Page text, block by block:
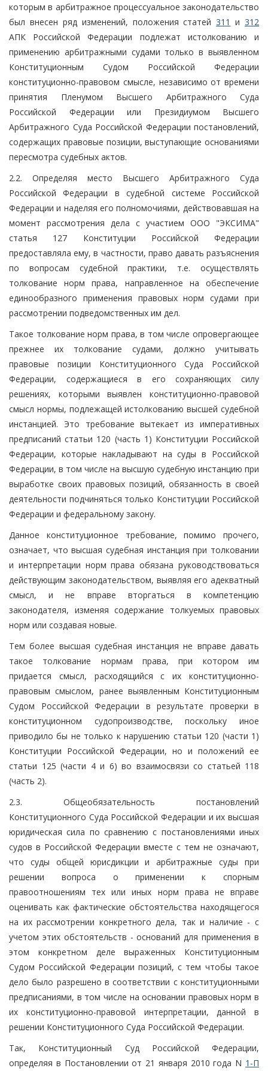
которым в арбитражное процессуальное законодательство
был внесен ряд изменений, положения статей311 и 312
АПК Российской Федерации подлежат истолкованию и
применению арбитражными судами только в выявленном
Конституционным Судом Российской Федерации
конституционно-правовом смысле, независимо от времени
принятия Пленумом Высшего Арбитражного Суда
Российской Федерации или Президиумом Высшего
Арбитражного Суда Российской Федерации постановлений,
содержащих правовые позиции, выступающие основаниями
пересмотра судебных актов.
2.2. Определяя место Высшего Арбитражного Суда
Российской Федерации в судебной системе Российской
Федерации и наделяя его полномочиями, действовавшая на
момент рассмотрения дела с участием ООО "ЭКСИМА"
статья 127 Конституции Российской Федерации
предоставляла ему, в частности, право давать разъяснения
по вопросам судебной практики, т.е. осуществлять
толкование норм права, направленное на обеспечение
единообразного применения правовых норм судами при
рассмотрении подведомственных им дел.
Такое толкование норм права, в том числе опровергающее
прежнее их толкование судами, должно учитывать
правовые позиции Конституционного Суда Российской
Федерации, содержащиеся в его сохраняющих силу
решениях, которыми выявлен конституционно-правовой
смысл нормы, подлежащей истолкованию высшей судебной
инстанцией. Это требование вытекает из императивных
предписаний статьи 120 (часть 1) Конституции Российской
Федерации, которые накладывают на суды в Российской
Федерации, в том числе на высшую судебную инстанцию при
выработке своих правовых позиций, обязанность в своей
деятельности подчиняться только Конституции Российской
Федерации и федеральному закону.
Данное конституционное требование, помимо прочего,
означает, что высшая судебная инстанция при толковании
и интерпретации норм права обязана руководствоваться
действующим законодательством, выявляя его адекватный
смысл, и не вправе вторгаться в компетенцию
законодателя, изменяя содержание толкуемых правовых
норм или создавая новые.
Тем более высшая судебная инстанция не вправе давать
такое толкование нормам права, при котором им
придается смысл, расходящийся с их конституционно-
правовым смыслом, ранее выявленным Конституционным
Судом Российской Федерации в результате проверки в
конституционном судопроизводстве, поскольку иное
приводило бы не только к нарушению статьи 120 (части 1)
Конституции Российской Федерации, но и положений ее
статьи 125 (части 4 и 6) во взаимосвязи со статьей 118
(часть 2).
2.3. Общеобязательность постановлений
Конституционного Суда Российской Федерации и их высшая
юридическая сила по сравнению с постановлениями иных
судов в Российской Федерации вместе с тем не означают,
что суды общей юрисдикции и арбитражные суды при
решении вопроса о применении к спорным
правоотношениям тех или иных норм права не вправе
оценивать как фактические обстоятельства находящегося
на их рассмотрении конкретного дела, так и наличие - с
учетом этих обстоятельств - оснований для применения в
этом конкретном деле выраженных Конституционным
Судом Российской Федерации позиций, с тем чтобы такое
дело было разрешено в соответствии с конституционными
предписаниями, в том числе на основании правовых норм в
их конституционно-правовой интерпретации, данной в
решении Конституционного Суда Российской Федерации.
Так, Конституционный Суд Российской Федерации,
определяя в Постановлении от 21 января 2010 года N 1-П